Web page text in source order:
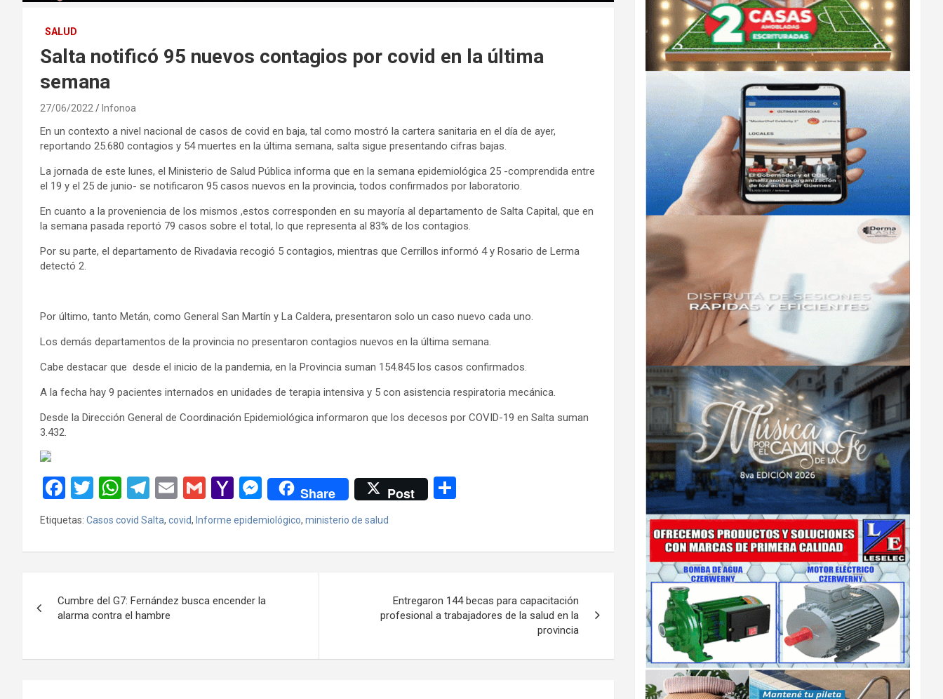
SALUD
Salta notificó 95 nuevos contagios por covid en la última
semana
27/06/2022 Infonoa
En un contexto a nivel nacional de casos de covid en baja, tal como mostró la cartera sanitaria en el día de ayer,
reportando 25.680 contagios y 54 muertes en la última semana, salta sigue presentando cifras bajas.
La jornada de este lunes, el Ministerio de Salud Pública informa que en la semana epidemiológica 25 -comprendida entre
el 19 y el 25 de junio- se notificaron 95 casos nuevos en la provincia, todos confirmados por laboratorio.
En cuanto a la proveniencia de los mismos ,estos corresponden en su mayoría al departamento de Salta Capital, que en
la semana pasada reportó 79 casos sobre el total, lo que representa al 83% de los contagios.
Por su parte, el departamento de Rivadavia recogió 5 contagios, mientras que Cerrillos informó 4 y Rosario de Lerma
detectó 2.
Por último, tanto Metán, como General San Martín y La Caldera, presentaron solo un caso nuevo cada uno.
Los demás departamentos de la provincia no presentaron contagios nuevos en la última semana.
Cabe destacar que desde el inicio de la pandemia, en la Provincia suman 154.845 los casos confirmados.
A la fecha hay 9 pacientes internados en unidades de terapia intensiva y 5 con asistencia respiratoria mecánica.
Desde la Dirección General de Coordinación Epidemiológica informaron que los decesos por COVID-19 en Salta suman
3.432.
F
a
ce
b
o
k
T
tt
er
W
h
at
s
p
p
T
el
e
gr
m
E
m
ail
G
m
ail
Y
h
o
M
M
es
se
n
er
Share Post
p
tir
Etiquetas: Casos covid Salta, covid, Informe epidemiológico, ministerio de salud
de
Cumbre del G7: Fernández busca encender la
alarma contra el hambre
Entregaron 144 becas para capacitación
profesional a trabajadores de la salud en la
provincia